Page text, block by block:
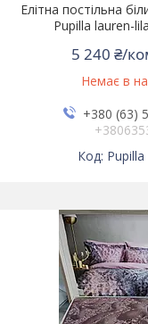
Елітна постільна
Pupilla lauren-
5 240 ₴/
Немає в
+380 (63)